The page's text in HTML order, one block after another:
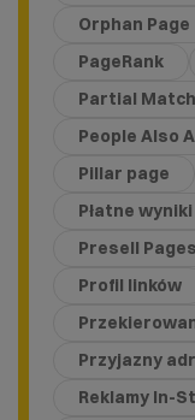
Orphan Page
PageRank
Partial
People Also
Pillar page
Płatne
Presell Pages
Profil linków
Przyjazny
Reklamy In-